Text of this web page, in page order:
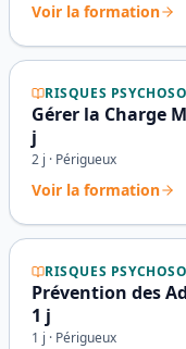
Voir la formation
RISQUES
Gérer la Charge
j
2 j · Périgueux
Voir la formation
RISQUES
Prévention des
1 j
1 j · Périgueux